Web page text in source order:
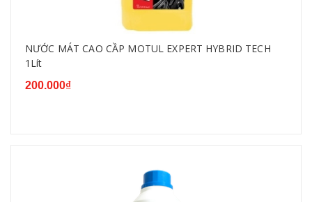
NƯỚC MÁT CAO CẦP MOTUL EXPERT HYBRID TECH
1Lít
200.000₫